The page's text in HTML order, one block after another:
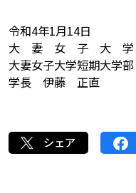
令和4年1月14日
大 妻 女 子 大 学
大妻女子大学短期大学部
学長 伊藤 正直
シェア